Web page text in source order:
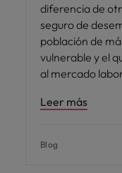
diferencia de
seguro de
población de
vulnerable y el
al mercado
Leer más
Blog